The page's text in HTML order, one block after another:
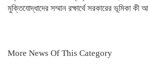
মুক্তিযোদ্ধাদের সম্মান রক্ষার্থে সরকারের ভূমিকা কী
More News Of This Category